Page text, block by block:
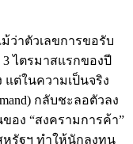
ว่าตัวเลขการขอรับ
ไตรมาสแรกของปี
แต่ในความเป็นจริง
กลับชะลอตัวลง
อง “สงครามการค้า”
หรัฐฯ ทำให้นักลงทุน